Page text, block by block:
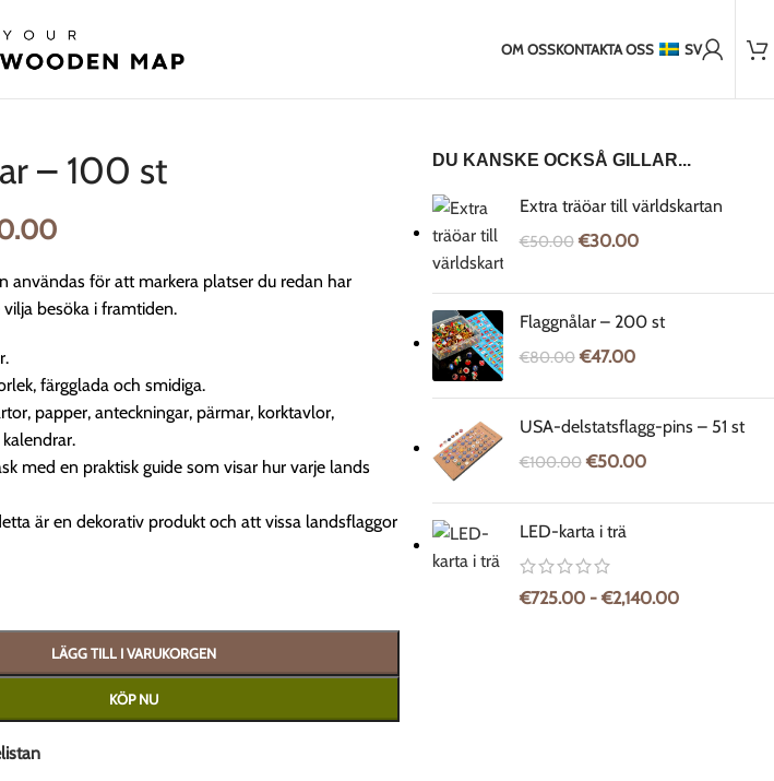
frakt till EU
OM OSSKONTAKTA OSS SV
– 100 st
användas för att markera platser du redan har
besöka i framtiden.
färgglada och smidiga.
papper, anteckningar, pärmar, korktavlor,
med en praktisk guide som visar hur varje lands
är en dekorativ produkt och att vissa landsflaggor
LÄGG TILL I VARUKORGEN
KÖP NU
DU KANSKE OCKSÅ GILLAR...
Extra träöar till världskartan
€50.00 €30.00
Flaggnålar – 200 st
€80.00 €47.00
USA-delstatsflagg-pins – 51 st
€100.00 €50.00
LED-karta i trä
€725.00 - €2,140.00